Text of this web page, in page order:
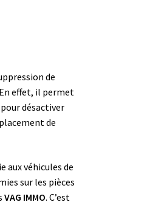
de
effet, il permet
désactiver
de
aux véhicules de
sur les pièces
VAG IMMO. C’est